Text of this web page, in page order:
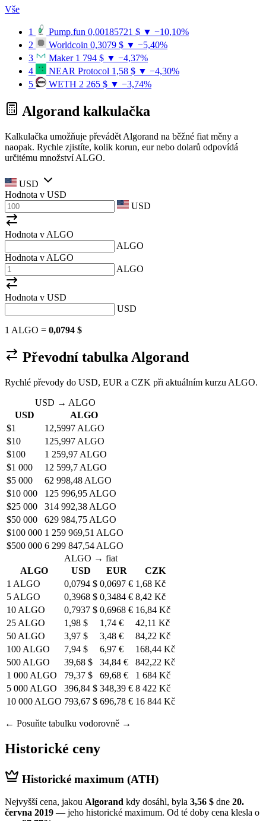
Vše
1 Pump.fun 0,00185721 $ ▼ −10,10%
2
Worldcoin 0,3079 $ ▼ −5,40%
3
Maker 1 794 $ ▼ −4,37%
4
NEAR Protocol 1,58 $ ▼ −4,30%
5
WETH 2 265 $ ▼ −3,74%
Algorand kalkulačka
Kalkulačka umožňuje převádět Algorand na běžné fiat měny a
naopak. Rychle zjistíte, kolik korun, eur nebo dolarů odpovídá
určitému množství ALGO.
USD
Hodnota v USD
USD
Hodnota v ALGO
ALGO
Hodnota v ALGO
ALGO
Hodnota v USD
USD
1 ALGO = 0,0794 $
Převodní tabulka Algorand
Rychlé převody do USD, EUR a CZK při aktuálním kurzu ALGO.
USD → ALGO
USD
ALGO
$1
12,5997 ALGO
$10
125,997 ALGO
$100
1 259,97 ALGO
$1 000
12 599,7 ALGO
$5 000
62 998,48 ALGO
$10 000
125 996,95 ALGO
$25 000
314 992,38 ALGO
$50 000
629 984,75 ALGO
$100 000 1 259 969,51 ALGO
$500 000 6 299 847,54 ALGO
ALGO → fiat
ALGO
USD EUR
CZK
1 ALGO
0,0794 $ 0,0697 € 1,68 Kč
5 ALGO
0,3968 $ 0,3484 € 8,42 Kč
10 ALGO
0,7937 $ 0,6968 € 16,84 Kč
25 ALGO
1,98 $ 1,74 €
42,11 Kč
50 ALGO
3,97 $ 3,48 €
84,22 Kč
100 ALGO
7,94 $ 6,97 €
168,44 Kč
500 ALGO
39,68 $ 34,84 €
842,22 Kč
1 000 ALGO
79,37 $ 69,68 €
1 684 Kč
5 000 ALGO
396,84 $ 348,39 € 8 422 Kč
10 000 ALGO 793,67 $ 696,78 € 16 844 Kč
← Posuňte tabulku vodorovně →
Historické ceny
Historické maximum (ATH)
Nejvyšší cena, jakou Algorand kdy dosáhl, byla 3,56 $ dne 20.
června 2019 — jeho historické maximum. Od té doby cena klesla o